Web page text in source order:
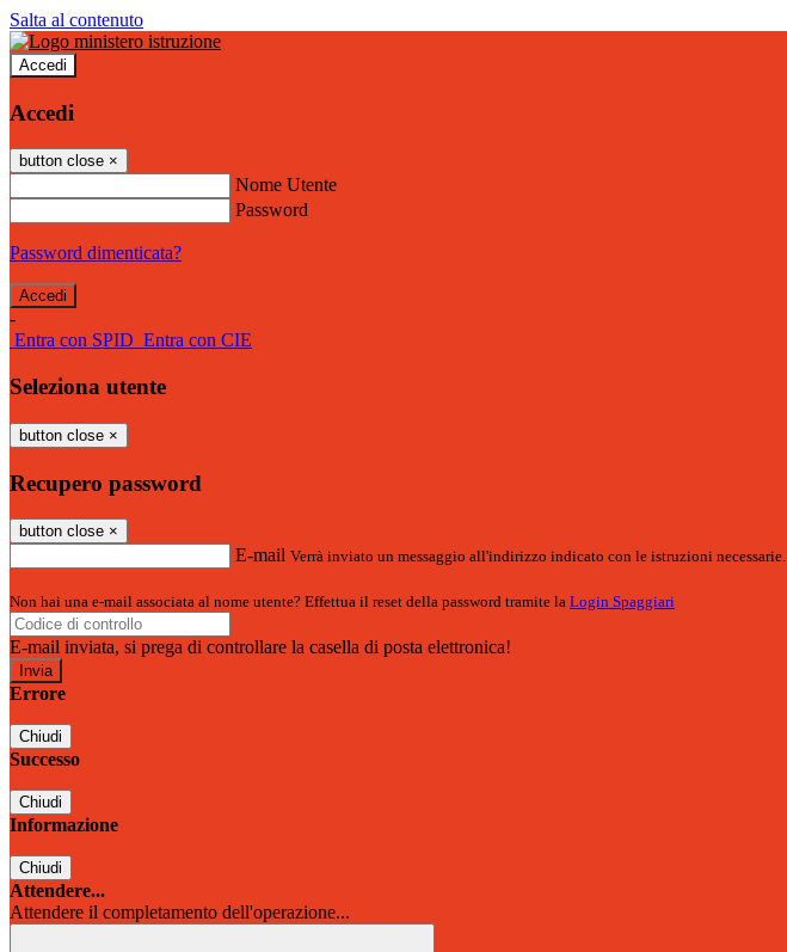
Salta al contenuto
Accedi
Accedi
button close ×
Nome Utente
Password
Password dimenticata?
-
Entra con SPID Entra con CIE
Seleziona utente
button close ×
Recupero password
button close ×
E-mail Verrà inviato un messaggio all'indirizzo indicato con le istruzioni necessarie.
Non hai una e-mail associata al nome utente? Effettua il reset della password tramite la Login Spaggiari
E-mail inviata, si prega di controllare la casella di posta elettronica!
Errore
Chiudi
Successo
Chiudi
Informazione
Chiudi
Attendere...
Attendere il completamento dell'operazione...